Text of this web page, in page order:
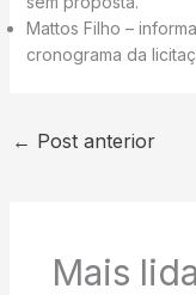
Mattos Filho –
cronograma da
← Post anterior
Mais